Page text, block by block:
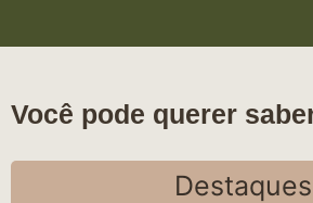
Você pode querer
Destaques